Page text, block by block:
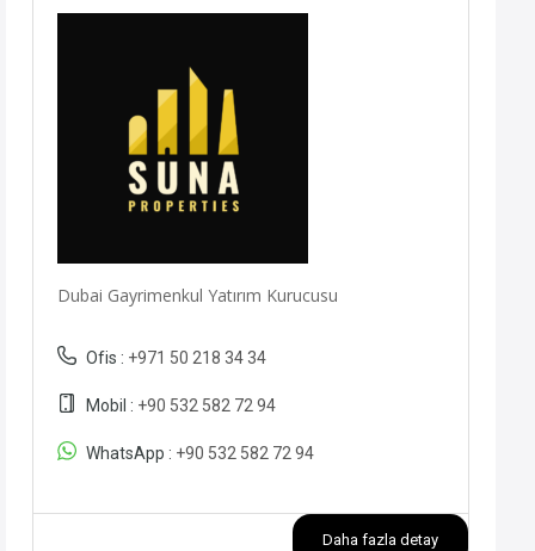
Dubai Gayrimenkul Yatırım Kurucusu
Ofis : +971 50 218 34 34
Mobil : +90 532 582 72 94
WhatsApp : +90 532 582 72 94
Daha fazla detay